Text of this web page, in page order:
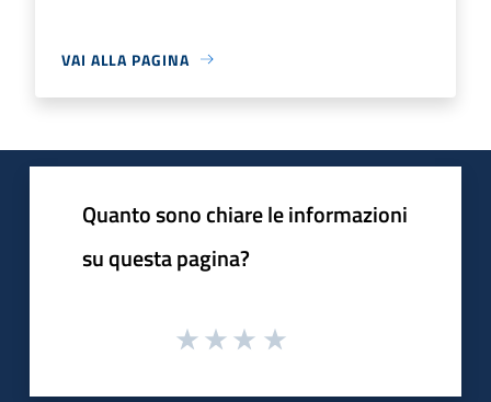
VAI ALLA PAGINA
Quanto sono chiare le informazioni
su questa pagina?